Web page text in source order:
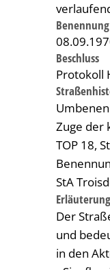
Benennung
Beschluss
Protokoll
Zuge der
TOP 18,
StA
Erläuterung
Der
und
in den